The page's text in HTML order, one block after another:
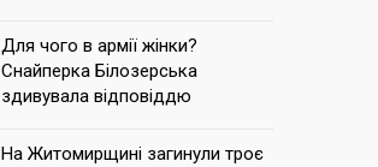
Для чого в армії жінки?
Снайперка Білозерська
здивувала відповіддю
На Житомирщині загинули троє